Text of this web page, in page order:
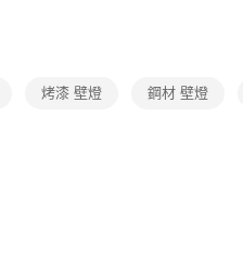
絡購買商品的店家。未經商家同意取消
烤漆 壁燈 鋼材 壁燈